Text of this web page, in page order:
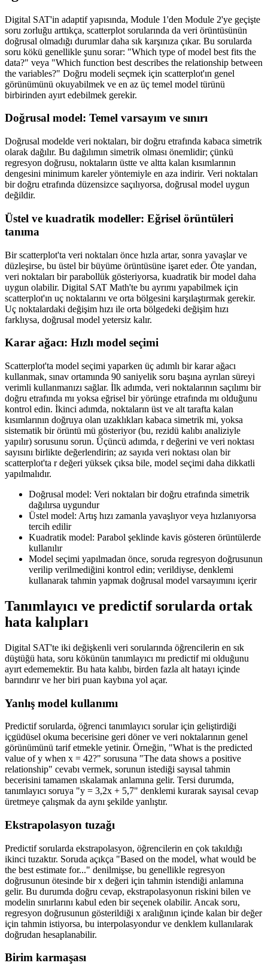
Digital SAT'in adaptif yapısında, Module 1'den Module 2'ye geçişte
soru zorluğu arttıkça, scatterplot sorularında da veri örüntüsünün
doğrusal olmadığı durumlar daha sık karşınıza çıkar. Bu sorularda
soru kökü genellikle şunu sorar: "Which type of model best fits the
data?" veya "Which function best describes the relationship between
the variables?" Doğru modeli seçmek için scatterplot'ın genel
görünümünü okuyabilmek ve en az üç temel model türünü
birbirinden ayırt edebilmek gerekir.
Doğrusal model: Temel varsayım ve sınırı
Doğrusal modelde veri noktaları, bir doğru etrafında kabaca simetrik
olarak dağılır. Bu dağılımın simetrik olması önemlidir; çünkü
regresyon doğrusu, noktaların üstte ve altta kalan kısımlarının
dengesini minimum kareler yöntemiyle en aza indirir. Veri noktaları
bir doğru etrafında düzensizce saçılıyorsa, doğrusal model uygun
değildir.
Üstel ve kuadratik modeller: Eğrisel örüntüleri
tanıma
Bir scatterplot'ta veri noktaları önce hızla artar, sonra yavaşlar ve
düzleşirse, bu üstel bir büyüme örüntüsüne işaret eder. Öte yandan,
veri noktaları bir parabollük gösteriyorsa, kuadratik bir model daha
uygun olabilir. Digital SAT Math'te bu ayrımı yapabilmek için
scatterplot'ın uç noktalarını ve orta bölgesini karşılaştırmak gerekir.
Uç noktalardaki değişim hızı ile orta bölgedeki değişim hızı
farklıysa, doğrusal model yetersiz kalır.
Karar ağacı: Hızlı model seçimi
Scatterplot'ta model seçimi yaparken üç adımlı bir karar ağacı
kullanmak, sınav ortamında 90 saniyelik soru başına ayrılan süreyi
verimli kullanmanızı sağlar. İlk adımda, veri noktalarının saçılımı bir
doğru etrafında mı yoksa eğrisel bir yörünge etrafında mı olduğunu
kontrol edin. İkinci adımda, noktaların üst ve alt tarafta kalan
kısımlarının doğruya olan uzaklıkları kabaca simetrik mi, yoksa
sistematik bir örüntü mü gösteriyor (bu, rezidü kalıbı analiziyle
yapılır) sorusunu sorun. Üçüncü adımda, r değerini ve veri noktası
sayısını birlikte değerlendirin; az sayıda veri noktası olan bir
scatterplot'ta r değeri yüksek çıksa bile, model seçimi daha dikkatli
yapılmalıdır.
Doğrusal model: Veri noktaları bir doğru etrafında simetrik
dağılırsa uygundur
Üstel model: Artış hızı zamanla yavaşlıyor veya hızlanıyorsa
tercih edilir
Kuadratik model: Parabol şeklinde kavis gösteren örüntülerde
kullanılır
Model seçimi yapılmadan önce, soruda regresyon doğrusunun
verilip verilmediğini kontrol edin; verildiyse, denklemi
kullanarak tahmin yapmak doğrusal model varsayımını içerir
Tanımlayıcı ve predictif sorularda ortak
hata kalıpları
Digital SAT'te iki değişkenli veri sorularında öğrencilerin en sık
düştüğü hata, soru kökünün tanımlayıcı mı predictif mi olduğunu
ayırt edememektir. Bu hata kalıbı, birden fazla alt hatayı içinde
barındırır ve her biri puan kaybına yol açar.
Yanlış model kullanımı
Predictif sorularda, öğrenci tanımlayıcı sorular için geliştirdiği
içgüdüsel okuma becerisine geri döner ve veri noktalarının genel
görünümünü tarif etmekle yetinir. Örneğin, "What is the predicted
value of y when x = 42?" sorusuna "The data shows a positive
relationship" cevabı vermek, sorunun istediği sayısal tahmin
becerisini tamamen ıskalamak anlamına gelir. Tersi durumda,
tanımlayıcı soruya "y = 3,2x + 5,7" denklemi kurarak sayısal cevap
üretmeye çalışmak da aynı şekilde yanlıştır.
Ekstrapolasyon tuzağı
Predictif sorularda ekstrapolasyon, öğrencilerin en çok takıldığı
ikinci tuzaktır. Soruda açıkça "Based on the model, what would be
the best estimate for..." denilmişse, bu genellikle regresyon
doğrusunun ötesinde bir x değeri için tahmin istendiği anlamına
gelir. Bu durumda doğru cevap, ekstrapolasyonun riskini bilen ve
modelin sınırlarını kabul eden bir seçenek olabilir. Ancak soru,
regresyon doğrusunun gösterildiği x aralığının içinde kalan bir değer
için tahmin istiyorsa, bu interpolasyondur ve denklem kullanılarak
doğrudan hesaplanabilir.
Birim karmaşası